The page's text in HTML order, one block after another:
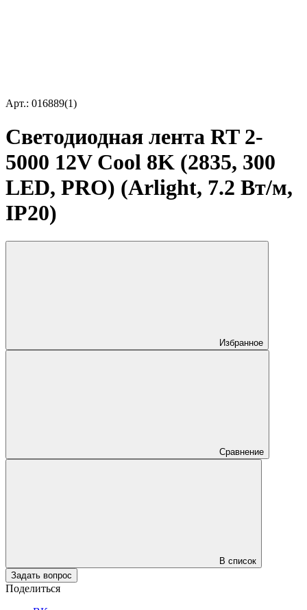
Арт.: 016889(1)
Светодиодная лента RT 2-
5000 12V Cool 8K (2835, 300
LED, PRO) (Arlight, 7.2 Вт/м,
IP20)
Избранное
Сравнение
В список
Задать вопрос
Поделиться